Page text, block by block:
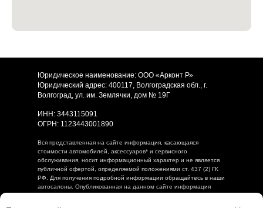
Юридическое наименование: ООО «Арконт Р»
Юридический адрес: 400117, Волгоградская обл., г.
Волгоград, ул. им. Землячки, дом № 19Г
ИНН: 3443115091
ОГРН: 1123443001890
Вся представленная на сайте информация, касающаяся
стоимости автомобилей, аксессуаров* и сервисного
обслуживания, носит информационный характер и не является
публичной офертой, определяемой положениями ст. 437 (2) ГК
РФ. Для получения подробной информации обращайтесь в наши
автосалоны. Опубликованная на данном сайте информация